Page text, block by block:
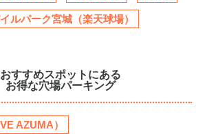
ルパーク宮城（楽天球場）
おすすめスポットにある
お得な穴場パーキング
AZUMA）